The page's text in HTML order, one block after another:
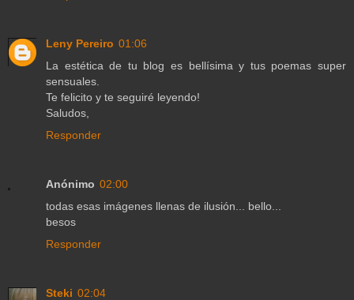
Leny Pereiro 01:06
La estética de tu blog es bellísima y tus poemas super
sensuales.
Te felicito y te seguiré leyendo!
Saludos,
Responder
Anónimo 02:00
todas esas imágenes llenas de ilusión... bello...
besos
Responder
Steki 02:04